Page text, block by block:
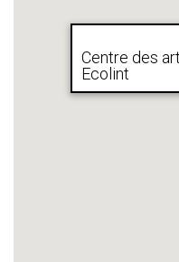
Centre des
Ecolint